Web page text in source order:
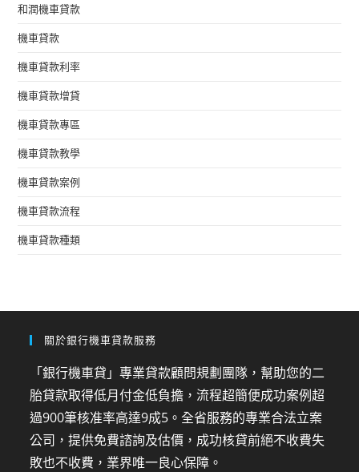
和潤機車貸款
機車貸款
機車貸款利率
機車貸款增貸
機車貸款專區
機車貸款教學
機車貸款案例
機車貸款流程
機車貸款種類
關於銀行機車貸款服務
「銀行機車貸」專業貸款顧問規劃團隊，幫助您的二
胎貸款取得低月付金低負擔，流程超簡便成功案例超
過900筆核准率高達9成5。全省服務的專業合法立案
公司，提供免費諮詢及估價，成功核貸前絕不收費失
敗也不收費，業界唯一良心保障。